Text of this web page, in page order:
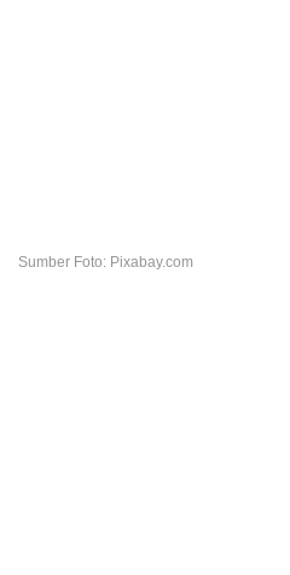
Sumber Foto: Pixabay.com